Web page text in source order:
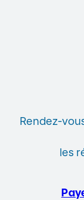
Rendez-
les